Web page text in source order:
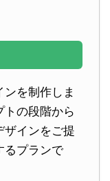
を制作しま
トの段階から
ザインをご提
るプランで